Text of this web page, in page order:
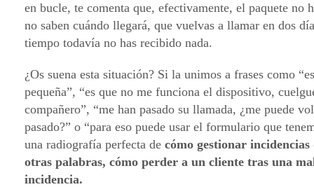
en bucle, te comenta que, efectivamente, el paquete no
no saben cuándo llegará, que vuelvas a llamar en dos
tiempo todavía no has recibido nada.
¿Os suena esta situación? Si la unimos a frases como
pequeña”, “es que no me funciona el dispositivo,
compañero”, “me han pasado su llamada, ¿me puede
pasado?” o “para eso puede usar el formulario que
una radiografía perfecta de cómo gestionar
otras palabras, cómo perder a un cliente tras una
incidencia.